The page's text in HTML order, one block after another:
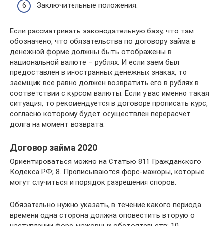
Заключительные положения.
Если рассматривать законодательную базу, что там
обозначено, что обязательства по договору займа в
денежной форме должны быть отображены в
национальной валюте – рублях. И если заем был
предоставлен в иностранных денежных знаках, то
заемщик все равно должен возвратить его в рублях в
соответствии с курсом валюты. Если у вас именно такая
ситуация, то рекомендуется в договоре прописать курс,
согласно которому будет осуществлен перерасчет
долга на момент возврата.
Договор займа 2020
Ориентироваться можно на Статью 811 Гражданского
Кодекса РФ; 8. Прописываются форс-мажоры, которые
могут случиться и порядок разрешения споров.
Обязательно нужно указать, в течение какого периода
времени одна сторона должна оповестить вторую о